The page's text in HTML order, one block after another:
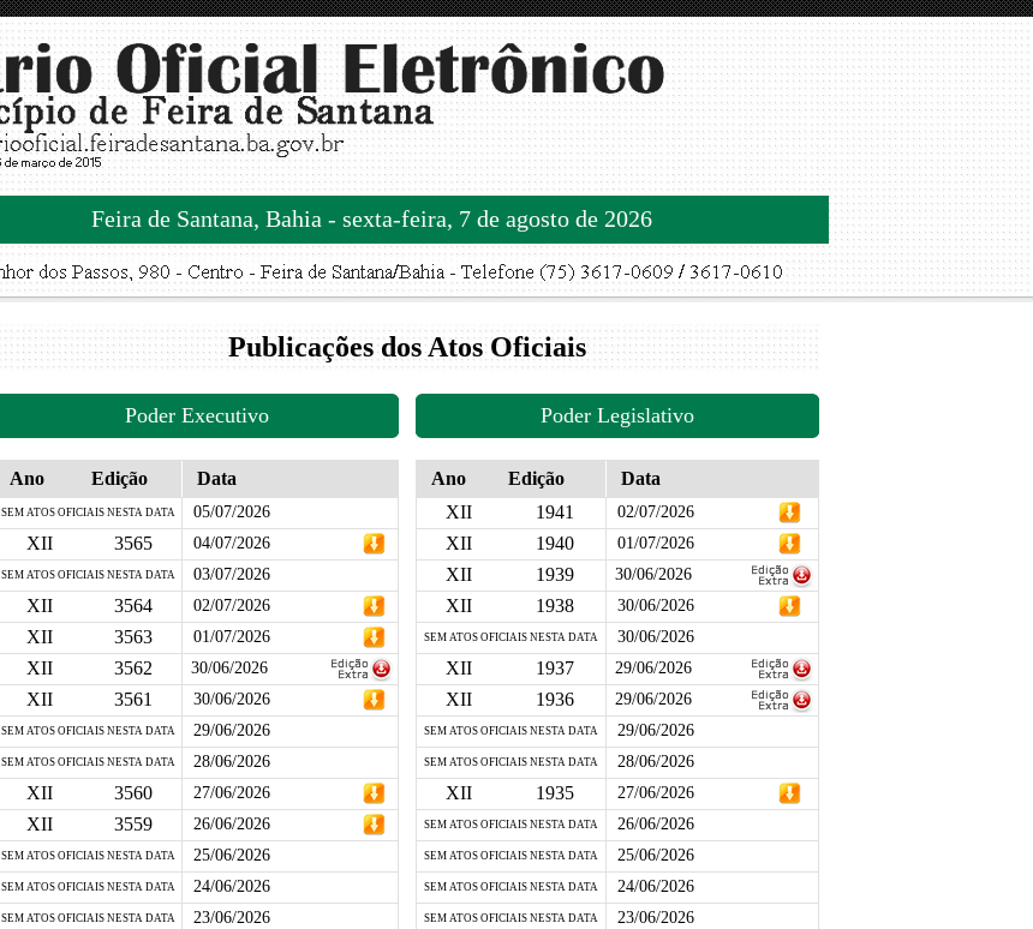
Feira de Santana, Bahia - sexta-feira, 7 de agosto de 2026
Publicações dos Atos Oficiais
Poder Executivo Poder Legislativo
Ano Edição Data
SEM ATOS OFICIAIS NESTA DATA 05/07/2026
XII 3565 04/07/2026
SEM ATOS OFICIAIS NESTA DATA 03/07/2026
XII 3564 02/07/2026
XII 3563 01/07/2026
XII 3562 30/06/2026
XII 3561 30/06/2026
SEM ATOS OFICIAIS NESTA DATA 29/06/2026
SEM ATOS OFICIAIS NESTA DATA 28/06/2026
XII 3560 27/06/2026
XII 3559 26/06/2026
SEM ATOS OFICIAIS NESTA DATA 25/06/2026
SEM ATOS OFICIAIS NESTA DATA 24/06/2026
SEM ATOS OFICIAIS NESTA DATA 23/06/2026
Ano Edição
Data
XII
1941 02/07/2026
XII 1940 01/07/2026
XII 1939 30/06/2026
XII 1938 30/06/2026
SEM ATOS OFICIAIS NESTA DATA 30/06/2026
XII 1937 29/06/2026
XII 1936 29/06/2026
SEM ATOS OFICIAIS NESTA DATA 29/06/2026
SEM ATOS OFICIAIS NESTA DATA 28/06/2026
XII 1935 27/06/2026
SEM ATOS OFICIAIS NESTA DATA 26/06/2026
SEM ATOS OFICIAIS NESTA DATA 25/06/2026
SEM ATOS OFICIAIS NESTA DATA 24/06/2026
SEM ATOS OFICIAIS NESTA DATA 23/06/2026